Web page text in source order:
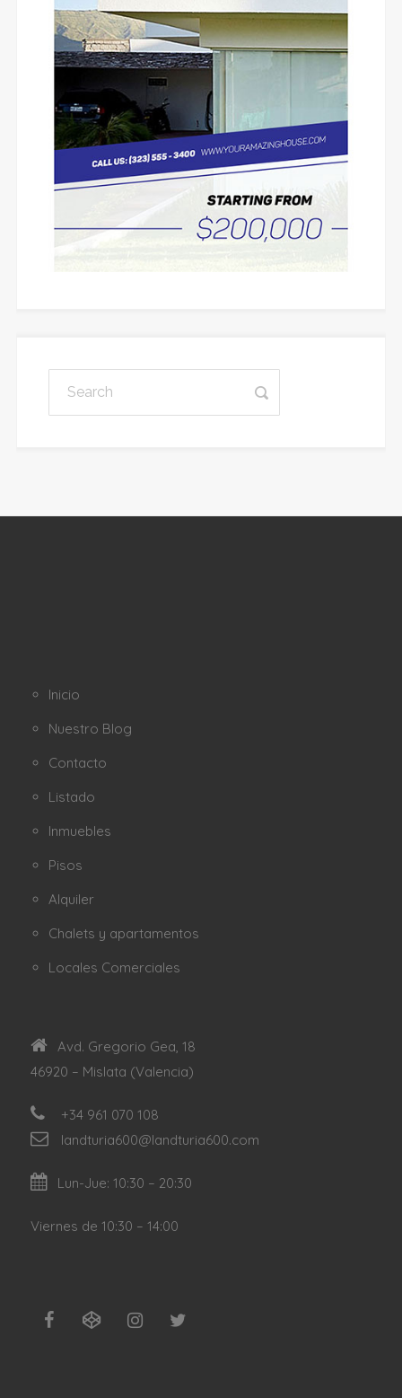
Inicio
Nuestro Blog
Contacto
Listado
Inmuebles
Pisos
Alquiler
Chalets y apartamentos
Locales Comerciales
Avd. Gregorio Gea, 18
46920 – Mislata (Valencia)
+34 961 070 108
landturia600@landturia600.com
Lun-Jue: 10:30 – 20:30
Viernes de 10:30 – 14:00